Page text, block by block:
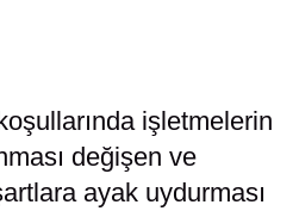
işletmelerin
değişen ve
ayak uydurması